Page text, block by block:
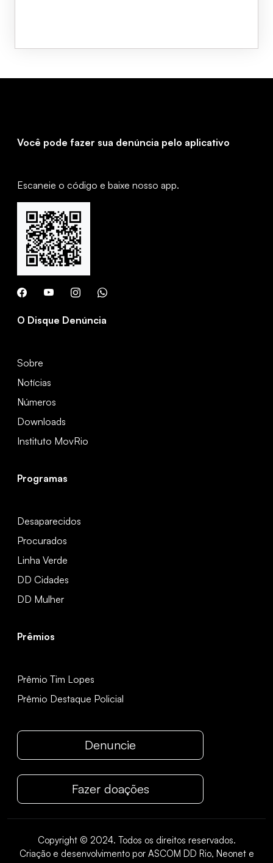
Você pode fazer sua denúncia pelo aplicativo
Escaneie o código e baixe nosso app.
O Disque Denúncia
Sobre
Notícias
Números
Downloads
Instituto MovRio
Programas
Desaparecidos
Procurados
Linha Verde
DD Cidades
DD Mulher
Prêmios
Prêmio Tim Lopes
Prêmio Destaque Policial
Denuncie
Fazer doações
Copyright © 2024. Todos os direitos reservados.
Criação e desenvolvimento por ASCOM DD Rio, Neonet e